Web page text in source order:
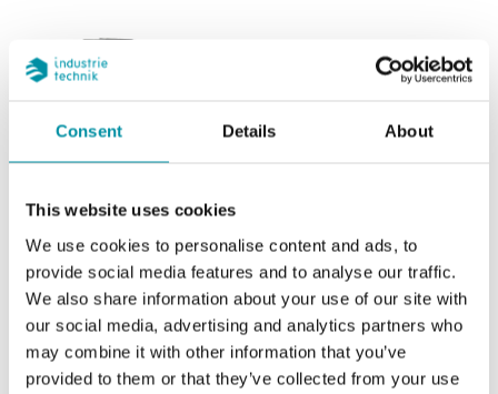
Consent Details About
This website uses cookies
We use cookies to personalise content and ads, to
provide social media features and to analyse our traffic.
We also share information about your use of our site with
our social media, advertising and analytics partners who
may combine it with other information that you’ve
provided to them or that they’ve collected from your use
TPL10
Segnale di uscita
0…10 V DC
Scala di lavoro
0…10 bar (0…1000 kPa)